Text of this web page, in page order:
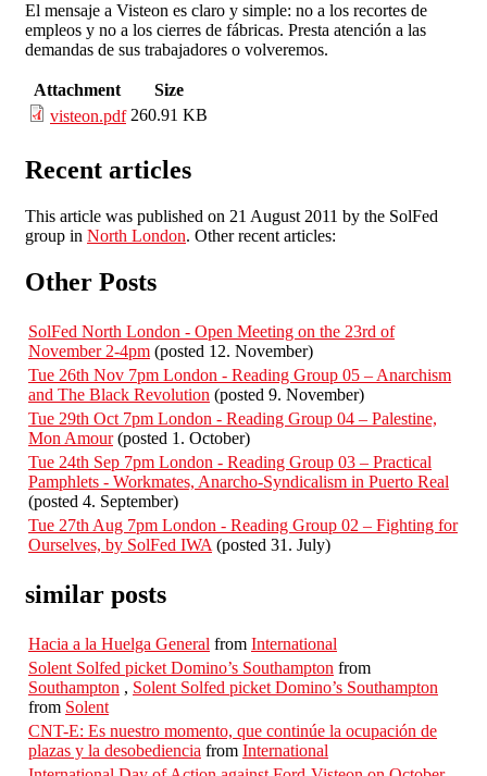
El mensaje a Visteon es claro y simple: no a los recortes de
empleos y no a los cierres de fábricas. Presta atención a las
demandas de sus trabajadores o volveremos.
Attachment
Size
visteon.pdf 260.91 KB
Recent articles
This article was published on 21 August 2011 by the SolFed
group in North London. Other recent articles:
Other Posts
SolFed North London - Open Meeting on the 23rd of
November 2-4pm (posted 12. November)
Tue 26th Nov 7pm London - Reading Group 05 – Anarchism
and The Black Revolution (posted 9. November)
Tue 29th Oct 7pm London - Reading Group 04 – Palestine,
Mon Amour(posted 1. October)
Tue 24th Sep 7pm London - Reading Group 03 – Practical
Pamphlets - Workmates, Anarcho-Syndicalism in Puerto Real
(posted 4. September)
Tue 27th Aug 7pm London - Reading Group 02 – Fighting for
Ourselves, by SolFed IWA (posted 31. July)
similar posts
Hacia a la Huelga General from International
Solent Solfed picket Domino’s Southampton from
Southampton , Solent Solfed picket Domino’s Southampton
from Solent
CNT-E: Es nuestro momento, que continúe la ocupación de
plazas y la desobediencia from International